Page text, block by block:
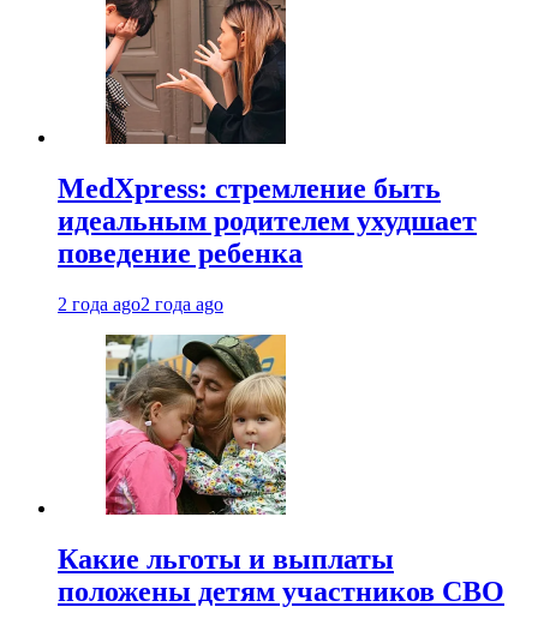
MedXpress: стремление быть
идеальным родителем ухудшает
поведение ребенка
2 года ago2 года ago
Какие льготы и выплаты
положены детям участников СВО